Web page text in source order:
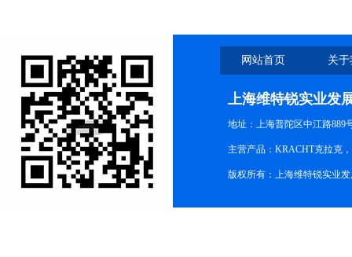
网站首页 关
上海维特锐实业发
地址：上海普陀区中江路889
主营产品：KRACHT克拉克
版权所有：上海维特锐实业